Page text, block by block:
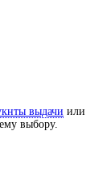
выдачи или
выбору.